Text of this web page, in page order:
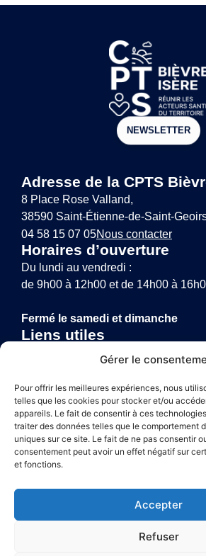
Gérer le
Pour offrir les meilleures expériences, nous
telles que les cookies pour stocker et/ou
appareils. Le fait de consentir à ces
traiter des données telles que le comportement
uniques sur ce site. Le fait de ne pas consentir
consentement peut avoir un effet négatif sur
et fonctions.
Accepter
Refuser
NEWSLETTER
Adresse de la CPTS
8 Place Rose Valland,
38590 Saint-Étienne-de-Saint-
04 58 15 07 05Nous contacter
Horaires d’ouverture
Du lundi au vendredi :
de 9h00 à 12h00 et de 14h00 à
Fermé le samedi et dimanche
Liens utiles
Annuaire de santé
Politique de confidentialité
Plan du site
Mentions légales
Plan du site